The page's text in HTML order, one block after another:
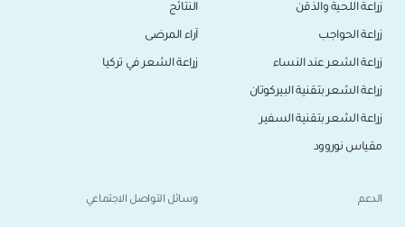
زراعة اللحية والذقن
زراعة الحواجب
زراعة الشعر عند النساء
زراعة الشعر بتقنية البيركوتان
زراعة الشعر بتقنية السفير
مقياس نوروود
النتائج
آراء المرضى
زراعة الشعر في تركيا
الدعم وسائل التواصل الاجتماعي